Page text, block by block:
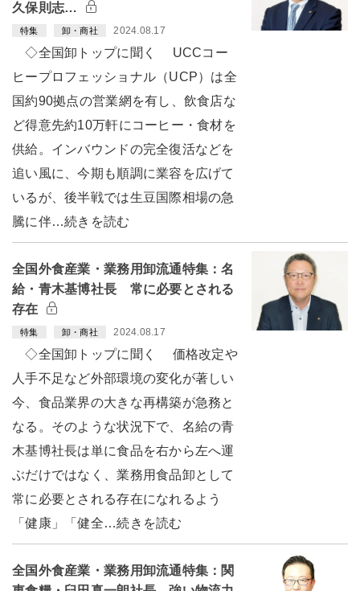
久保則志…
特集 卸・商社 2024.08.17
◇全国卸トップに聞く UCCコー
ヒープロフェッショナル（UCP）は全
国約90拠点の営業網を有し、飲食店な
ど得意先約10万軒にコーヒー・食材を
供給。インバウンドの完全復活などを
追い風に、今期も順調に業容を広げて
いるが、後半戦では生豆国際相場の急
騰に伴…続きを読む
全国外食産業・業務用卸流通特集：名
給・青木基博社長 常に必要とされる
存在
特集 卸・商社 2024.08.17
◇全国卸トップに聞く 価格改定や
人手不足など外部環境の変化が著しい
今、食品業界の大きな再構築が急務と
なる。そのような状況下で、名給の青
木基博社長は単に食品を右から左へ運
ぶだけではなく、業務用食品卸として
常に必要とされる存在になれるよう
「健康」「健全…続きを読む
全国外食産業・業務用卸流通特集：関